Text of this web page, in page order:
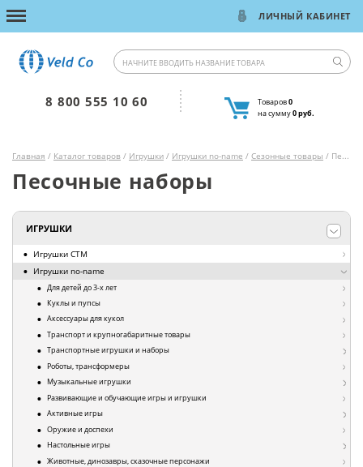
ЛИЧНЫЙ КАБИНЕТ
8 800 555 10 60 Товаров0
на сумму0 руб.
Главная / Каталог товаров / Игрушки / Игрушки no-name / Сезонные товары / Песочные наборы
Песочные наборы
ИГРУШКИ
Игрушки СТМ
Игрушки no-name
Для детей до 3-х лет
Куклы и пупсы
Аксессуары для кукол
Транспорт и крупногабаритные товары
Транспортные игрушки и наборы
Роботы, трансформеры
Музыкальные игрушки
Развивающие и обучающие игры и игрушки
Активные игры
Оружие и доспехи
Настольные игры
Животные, динозавры, сказочные персонажи